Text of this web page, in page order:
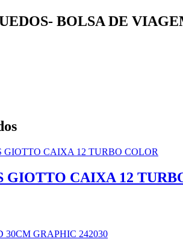
BOLSA DE
GIOTTO CAIXA 12